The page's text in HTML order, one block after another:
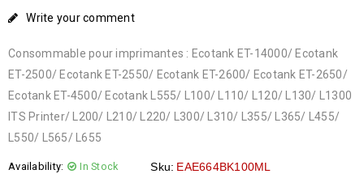
Write your comment
Consommable pour imprimantes : Ecotank ET-14000/ Ecotank
ET-2500/ Ecotank ET-2550/ Ecotank ET-2600/ Ecotank ET-2650/
Ecotank ET-4500/ Ecotank L555/ L100/ L110/ L120/ L130/ L1300
ITS Printer/ L200/ L210/ L220/ L300/ L310/ L355/ L365/ L455/
L550/ L565/ L655
Availability: In Stock Sku: EAE664BK100ML